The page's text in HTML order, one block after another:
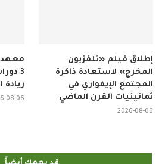
معهد
3
ريادة
08-06
إطلاق فيلم «تلفزيون
المخرج» لاستعادة ذاكرة
المجتمع الإيفواري في
ثمانينيات القرن الماضي
2026-08-06
قد يهمك أيضاً